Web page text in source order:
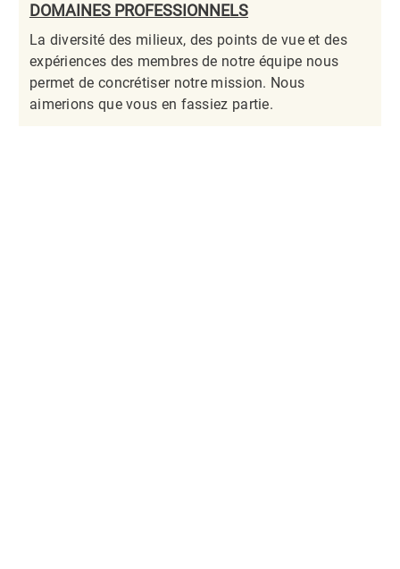
DOMAINES PROFESSIONNELS
La diversité des milieux, des points de vue et des
expériences des membres de notre équipe nous
permet de concrétiser notre mission. Nous
aimerions que vous en fassiez partie.​​​​​​​